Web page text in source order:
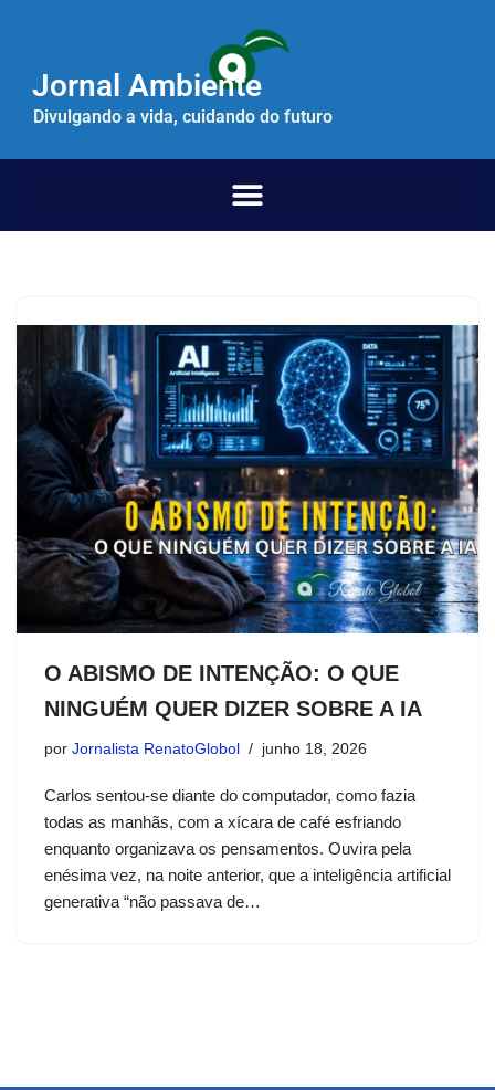
paraJornal Ambiente
Divulgando a vida, cuidando do futuro
O ABISMO DE INTENÇÃO: O QUE
NINGUÉM QUER DIZER SOBRE A IA
por Jornalista RenatoGlobol junho 18, 2026
Carlos sentou-se diante do computador, como fazia
todas as manhãs, com a xícara de café esfriando
enquanto organizava os pensamentos. Ouvira pela
enésima vez, na noite anterior, que a inteligência artificial
generativa “não passava de…